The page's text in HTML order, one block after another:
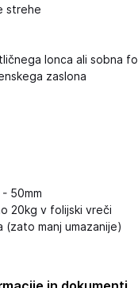
strehe
lonca ali sobna
zaslona
50mm
20kg v folijski vreči
(zato manj umazanije)